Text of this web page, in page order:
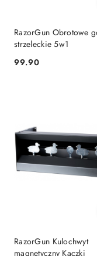
RazorGun Obrotowe
strzeleckie 5w1
Cena:
99.90
RazorGun Kulochwyt
magnetyczny Kaczki